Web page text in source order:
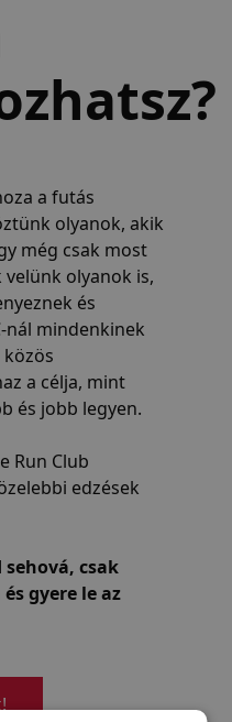
a futás
olyanok, akik
még csak most
olyanok is,
és
nál mindenkinek
a célja, mint
és jobb legyen.
Run Club
edzések
csak
gyere le az